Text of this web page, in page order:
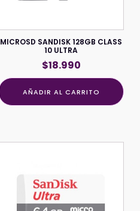
MICROSD SANDISK 128GB CLASS
10 ULTRA
$18.990
AÑADIR AL CARRITO